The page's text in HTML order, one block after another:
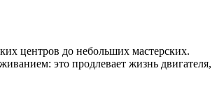
центров до небольших мастерских.
это продлевает жизнь двигателя,